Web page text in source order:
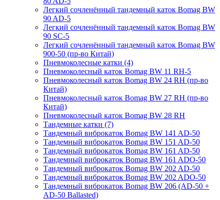
Легкий сочленённый тандемный каток Bomag BW
90 AD-5
Легкий сочленённый тандемный каток Bomag BW
90 SC-5
Легкий сочленённый тандемный каток Bomag BW
900-50 (пр-во Китай)
Пневмоколесные катки (4)
Пневмоколесный каток Bomag BW 11 RH-5
Пневмоколесный каток Bomag BW 24 RH (пр-во
Китай)
Пневмоколесный каток Bomag BW 27 RH (пр-во
Китай)
Пневмоколесный каток Bomag BW 28 RH
Тандемные катки (7)
Тандемный виброкаток Bomag BW 141 AD-50
Тандемный виброкаток Bomag BW 151 AD-50
Тандемный виброкаток Bomag BW 161 AD-50
Тандемный виброкаток Bomag BW 161 ADO-50
Тандемный виброкаток Bomag BW 202 AD-50
Тандемный виброкаток Bomag BW 202 ADO-50
Тандемный виброкаток Bomag BW 206 (AD-50 +
AD-50 Ballasted)